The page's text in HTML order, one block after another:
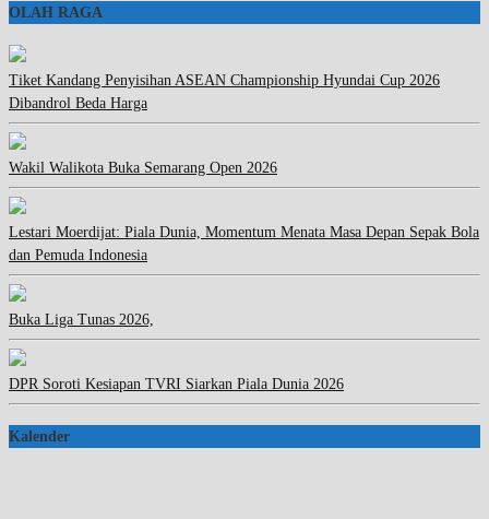
OLAH RAGA
Tiket Kandang Penyisihan ASEAN Championship Hyundai Cup 2026
Dibandrol Beda Harga
Wakil Walikota Buka Semarang Open 2026
Lestari Moerdijat: Piala Dunia, Momentum Menata Masa Depan Sepak Bola
dan Pemuda Indonesia
Buka Liga Tunas 2026,
DPR Soroti Kesiapan TVRI Siarkan Piala Dunia 2026
Kalender